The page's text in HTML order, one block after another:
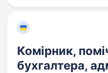
Комірник,
бухгалтера,